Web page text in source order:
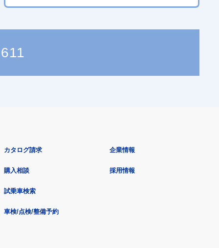
カタログ請求
購入相談
試乗車検索
車検/点検/整備予約
企業情報
採用情報